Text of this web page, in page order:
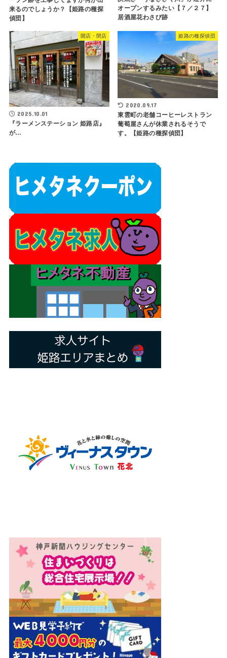
来るのでしょうか？【姫路の種探
偵団】
オープンするみたい【７／２７】
居酒屋花わさび跡
開店・閉店
2025.10.01
『ラーメンステーション 姫路店』
が…
姫路の種探偵団
2020.09.17
東雲町の老舗コーヒーレストラン
葡萄屋さんが休業されるそうで
す。【姫路の種探偵団】